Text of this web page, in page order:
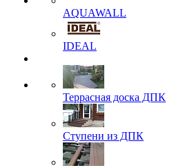
AQUAWALL
IDEAL
Террасная доска ДПК
Ступени из ДПК